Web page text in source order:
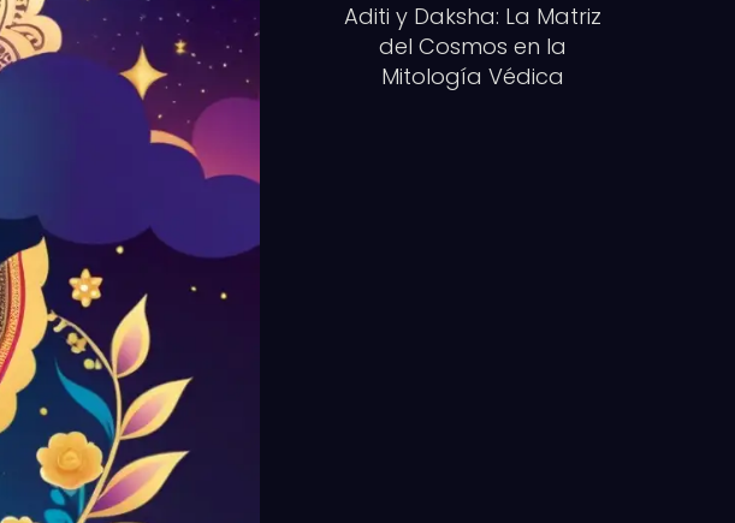
Aditi y Daksha: La Matriz
del Cosmos en la
Mitología Védica